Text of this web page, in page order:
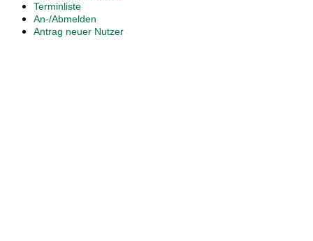
Terminliste
An-/Abmelden
Antrag neuer Nutzer